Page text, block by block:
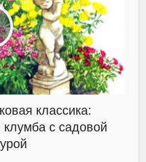
классика:
с садовой